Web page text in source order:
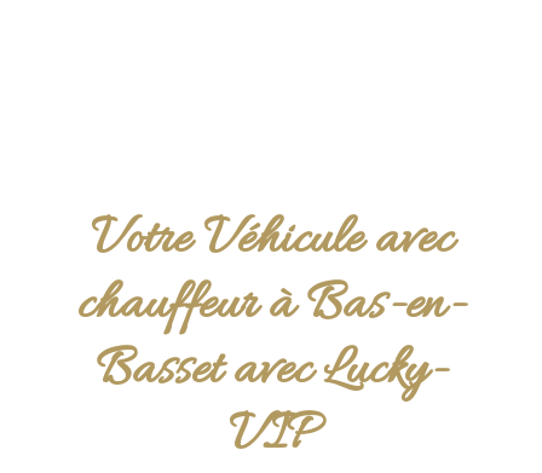
Votre Véhicule avec
chauffeur à Bas-en-
Basset avec Lucky-
VIP